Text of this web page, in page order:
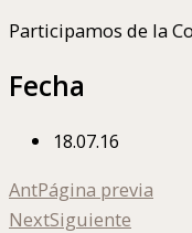
Participamos de la
Fecha
18.07.16
AntPágina previa
NextSiguiente